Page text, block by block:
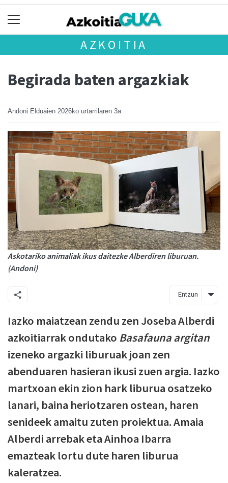
AZKOITIA
Begirada baten argazkiak
Andoni Elduaien 2026ko urtarrilaren 3a
Askotariko animaliak ikus daitezke Alberdiren liburuan.
(Andoni)
Entzun
Iazko maiatzean zendu zen Joseba Alberdi
azkoitiarrak ondutako Basafauna argitan
izeneko argazki liburuak joan zen
abenduaren hasieran ikusi zuen argia. Iazko
martxoan ekin zion hark liburua osatzeko
lanari, baina heriotzaren ostean, haren
senideek amaitu zuten proiektua. Amaia
Alberdi arrebak eta Ainhoa Ibarra
emazteak lortu dute haren liburua
kaleratzea.